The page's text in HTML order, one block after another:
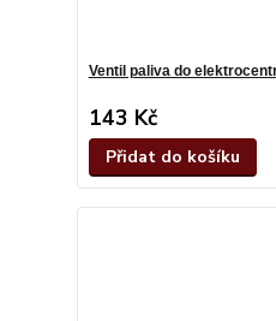
Ventil paliva do
143 Kč
Přidat do košíku